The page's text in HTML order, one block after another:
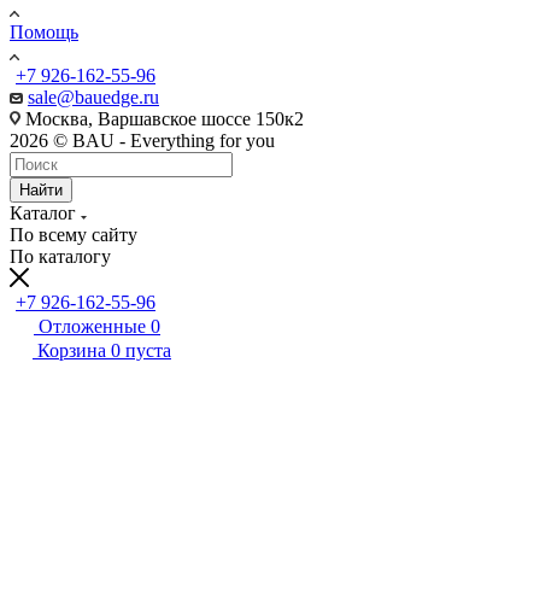
Помощь
+7 926-162-55-96
sale@bauedge.ru
Москва, Варшавское шоссе 150к2
2026 © BAU - Everything for you
Найти
Каталог
По всему сайту
По каталогу
+7 926-162-55-96
Отложенные 0
Корзина 0 пуста